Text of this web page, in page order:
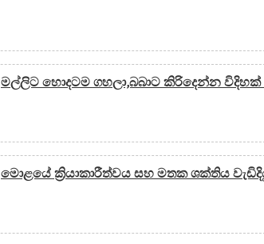
මල්ලිට හොදටම ගහලා,බබාට කිරිදෙන්න විදිහක්
මොළයේ ක්‍රියාකාරීත්වය සහ මතක ශක්තිය